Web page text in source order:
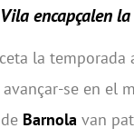
encapçalen
la
avançar-se en el
Barnola van